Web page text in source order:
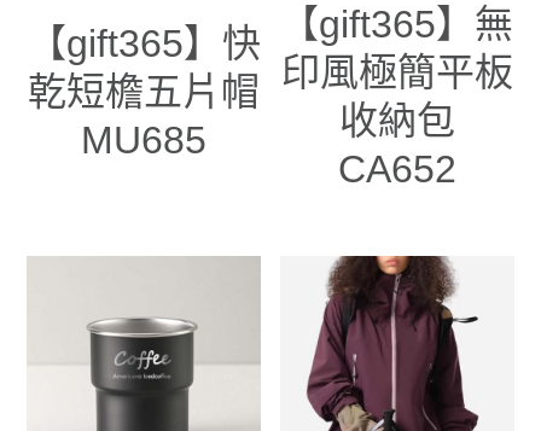
【gift365】快
乾短檐五片帽
MU685
【gift365】無
印風極簡平板
收納包
CA652